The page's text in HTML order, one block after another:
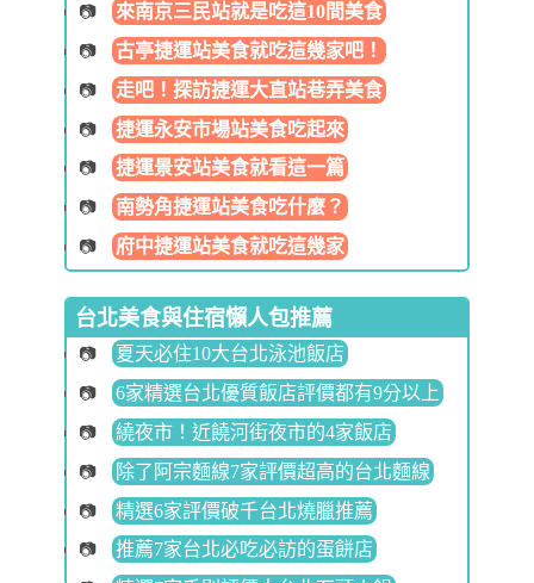
來南京三民站就是吃這10間美食
古亭捷運站美食就吃這幾家吧！
走吧！探訪捷運大直站巷弄美食
捷運永安市場站美食吃起來
捷運景安站美食就看這一篇
南勢角捷運站美食吃什麼？
府中捷運站美食就吃這幾家
台北美食與住宿懶人包推薦
夏天必住10大台北泳池飯店
6家精選台北優質飯店評價都有9分以上
繞夜市！近饒河街夜市的4家飯店
除了阿宗麵線7家評價超高的台北麵線
精選6家評價破千台北燒臘推薦
推薦7家台北必吃必訪的蛋餅店